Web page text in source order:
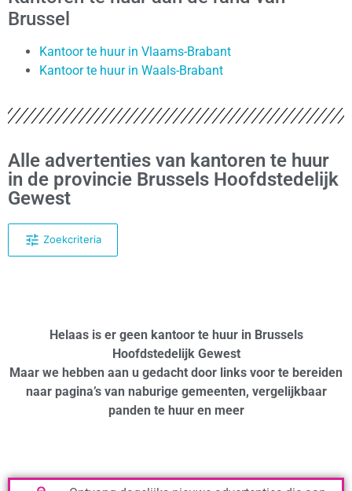
Brussel
Kantoor te huur in Vlaams-Brabant
Kantoor te huur in Waals-Brabant
Alle advertenties van kantoren te huur
in de provincie Brussels Hoofdstedelijk
Gewest
Zoekcriteria
Helaas is er geen kantoor te huur in Brussels
Hoofdstedelijk Gewest
Maar we hebben aan u gedacht door links voor te bereiden
naar pagina’s van naburige gemeenten, vergelijkbaar
panden te huur en meer